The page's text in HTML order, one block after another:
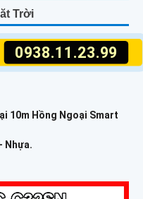
0938.11.23.99
Trời
10m Hồng Ngoại Smart
Nhựa.